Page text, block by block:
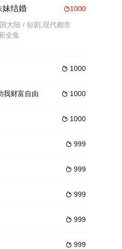
1000
妹结婚
大陆 / 短剧,现代都市
全集
 1000
 1000
我财富自由
 1000
 999
 999
 999
 999
 999